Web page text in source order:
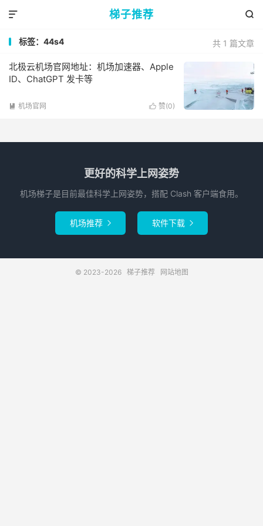
梯子推荐 

共 1 篇文章
标签：44s4
北极云机场官网地址：机场加速器、Apple
ID、ChatGPT 发卡等
 赞(0)
 机场官网
更好的科学上网姿势
机场梯子是目前最佳科学上网姿势，搭配 Clash 客户端食用。
机场推荐  软件下载 
© 2023-2026 梯子推荐 网站地图